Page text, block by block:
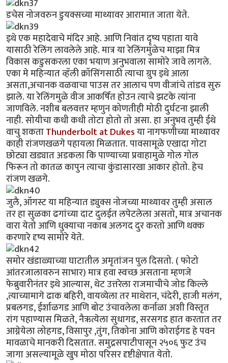
डचेस नोजवरुन डुयक्सच्या माथ्यावर आरामात जाता येते.
इथे एक महादेवाचे मंदिर आहे. आणि निवांत दॄष्य पहाता यावे
यासाठी रेलिंग लावलेले आहे. मात्र या रेलिंगमुळेच माझा मित्र
विकास कडुसकरला एका भयाण अनुभवाला सामोरे जावे लागले.
एका मे महिन्यात व्हॅली क्रॉसिंगसाठी त्याचा ग्रुप इथे आला
असता,अचानक वळवाचा पाउस तर आलाच पण वीजांचे तांडव सुरु
झाले. या रेलिंगमुळे वीज आकर्षित होउन त्याचे झटके त्यांना
जाणविले. नशीब बलवत्तर म्हणुन कोणतीही मोठी दुर्घटना झाली
नाही. सोयीचा कधी कधी तोटा होतो तो असा. हा अनुभव तुम्ही ईथे
वाचु शकताThunderbolt at Dukesया नागफणीच्या माथ्यावर
काही रांजणखळगे पहायला मिळतात. पावसामूळे एखादा गोटा
छोट्या खड्यात अडकला कि पाण्याच्या प्रवाहामुळे गोल गोल
फिरून तो कातळ कापुन त्याचा कुंडासारखा आकार होतो. हेच
रांजण खळगे.
जुलै, ऑगस्ट या महिन्यात ड्युक्स नोजच्या माथ्यावर तुम्ही असाल
तर हा सुळका ढगांच्या दाट दुलईत लपेटलेला असतो, मात्र अचानक
वारा येतो आणि धुक्याचा नकाब अलगद दुर करतो आणि थक्क
करणारे दृष्य सामोरे येते.
समोर खंडाळ्याच्या घाटातील अमृतांजन पुल दिसतो. ( फोटो
आंतरजालावरुन साभार) मात्र हवा स्वच्छ असताना म्हणजे
फेब्रुवारीनंतर इथे आल्यास, थेट उत्तरेला राजमाचीचे जोड किल्ले
,त्याच्यामागे ढाक बहिरी, वायव्येला तर माथेरान, चंदेरी, हाजी मलंग,
प्रबलगड, ईर्शाळगड आणि बोट उंचावलेला कर्नाळा अशी विस्तृत
रांग पहाण्यास मिळते, नैऋत्येला सुधागड, सरसगड हात करतात तर
आग्नेयेला लोहगड, विसापुर ,तुंग, तिकोना आणि कोराईगड हे पवन
मावळाचे मानकरी दिसतात. समुद्रसपाटीपासून २५०६ फुट उंच
जागा असल्यामूळे खुप मोठा परिसर दृष्टीक्षेपात येतो.